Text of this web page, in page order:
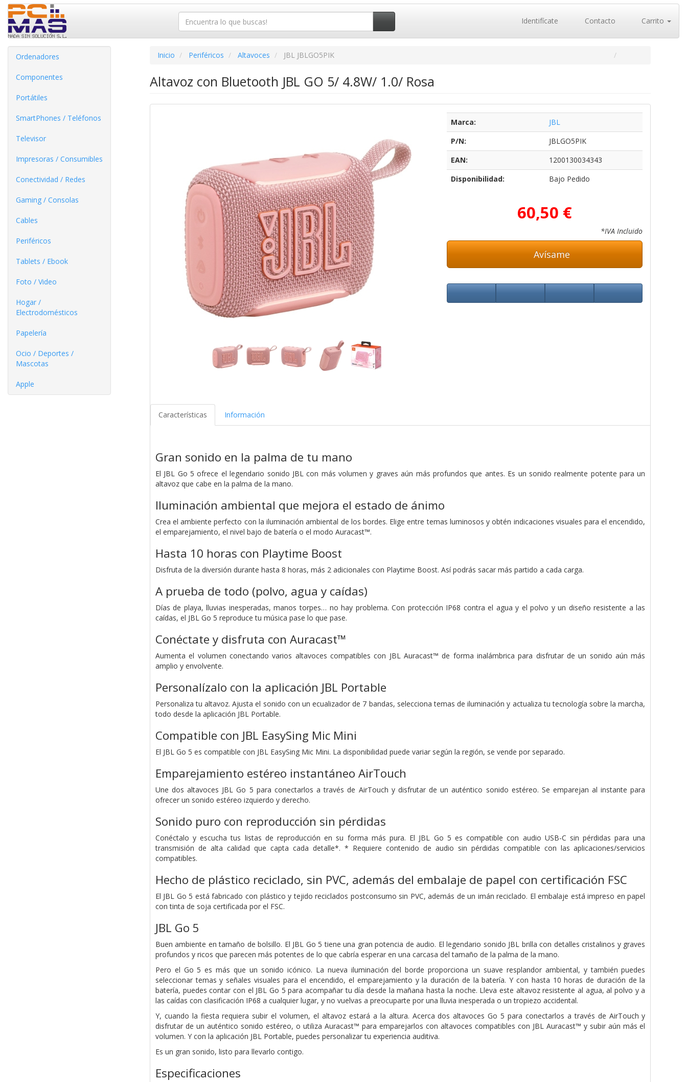
Identifícate Contacto Carrito
Ordenadores
Componentes
Portátiles
SmartPhones / Teléfonos
Televisor
Impresoras / Consumibles
Conectividad / Redes
Gaming / Consolas
Cables
Periféricos
Tablets / Ebook
Foto / Video
Hogar /
Electrodomésticos
Papelería
Ocio / Deportes /
Mascotas
Apple
Inicio Periféricos Altavoces JBL JBLGO5PIK
Altavoz con Bluetooth JBL GO 5/ 4.8W/ 1.0/ Rosa
Marca:
JBL
P/N:
JBLGO5PIK
EAN:
1200130034343
Disponibilidad:
Bajo Pedido
60,50 €
*IVA Incluido
Avísame
Características Información
Gran sonido en la palma de tu mano
El JBL Go 5 ofrece el legendario sonido JBL con más volumen y graves aún más profundos que antes. Es un sonido realmente potente para un
altavoz que cabe en la palma de la mano.
Iluminación ambiental que mejora el estado de ánimo
Crea el ambiente perfecto con la iluminación ambiental de los bordes. Elige entre temas luminosos y obtén indicaciones visuales para el encendido,
el emparejamiento, el nivel bajo de batería o el modo Auracast™.
Hasta 10 horas con Playtime Boost
Disfruta de la diversión durante hasta 8 horas, más 2 adicionales con Playtime Boost. Así podrás sacar más partido a cada carga.
A prueba de todo (polvo, agua y caídas)
Días de playa, lluvias inesperadas, manos torpes… no hay problema. Con protección IP68 contra el agua y el polvo y un diseño resistente a las
caídas, el JBL Go 5 reproduce tu música pase lo que pase.
Conéctate y disfruta con Auracast™
Aumenta el volumen conectando varios altavoces compatibles con JBL Auracast™ de forma inalámbrica para disfrutar de un sonido aún más
amplio y envolvente.
Personalízalo con la aplicación JBL Portable
Personaliza tu altavoz. Ajusta el sonido con un ecualizador de 7 bandas, selecciona temas de iluminación y actualiza tu tecnología sobre la marcha,
todo desde la aplicación JBL Portable.
Compatible con JBL EasySing Mic Mini
El JBL Go 5 es compatible con JBL EasySing Mic Mini. La disponibilidad puede variar según la región, se vende por separado.
Emparejamiento estéreo instantáneo AirTouch
Une dos altavoces JBL Go 5 para conectarlos a través de AirTouch y disfrutar de un auténtico sonido estéreo. Se emparejan al instante para
ofrecer un sonido estéreo izquierdo y derecho.
Sonido puro con reproducción sin pérdidas
Conéctalo y escucha tus listas de reproducción en su forma más pura. El JBL Go 5 es compatible con audio USB-C sin pérdidas para una
transmisión de alta calidad que capta cada detalle*. * Requiere contenido de audio sin pérdidas compatible con las aplicaciones/servicios
compatibles.
Hecho de plástico reciclado, sin PVC, además del embalaje de papel con certificación FSC
El JBL Go 5 está fabricado con plástico y tejido reciclados postconsumo sin PVC, además de un imán reciclado. El embalaje está impreso en papel
con tinta de soja certificada por el FSC.
JBL Go 5
Buen ambiente en tamaño de bolsillo. El JBL Go 5 tiene una gran potencia de audio. El legendario sonido JBL brilla con detalles cristalinos y graves
profundos y ricos que parecen más potentes de lo que cabría esperar en una carcasa del tamaño de la palma de la mano.
Pero el Go 5 es más que un sonido icónico. La nueva iluminación del borde proporciona un suave resplandor ambiental, y también puedes
seleccionar temas y señales visuales para el encendido, el emparejamiento y la duración de la batería. Y con hasta 10 horas de duración de la
batería, puedes contar con el JBL Go 5 para acompañar tu día desde la mañana hasta la noche. Lleva este altavoz resistente al agua, al polvo y a
las caídas con clasificación IP68 a cualquier lugar, y no vuelvas a preocuparte por una lluvia inesperada o un tropiezo accidental.
Y, cuando la fiesta requiera subir el volumen, el altavoz estará a la altura. Acerca dos altavoces Go 5 para conectarlos a través de AirTouch y
disfrutar de un auténtico sonido estéreo, o utiliza Auracast™ para emparejarlos con altavoces compatibles con JBL Auracast™ y subir aún más el
volumen. Y con la aplicación JBL Portable, puedes personalizar tu experiencia auditiva.
Es un gran sonido, listo para llevarlo contigo.
Especificaciones